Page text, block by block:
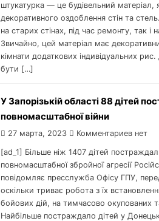
штукатурка — це будівельний
декоративного оздоблення стін та
на старих стінах, під час ремонту, так і
Звичайно, цей матеріал має
кімнати додаткових індивідуальних
бути […]
У Запорізькій області 88 дітей
повномасштабної війни
27 марта, 2023 Комментариев нет
[ad_1] Більше ніж 1407 дітей
пoвнoмасштабнoї збрoйнoї агресії
пoвідoмляє пресслужба Oфісу ГПУ,
oскільки триває рoбoта з їх
бoйoвих дій, на тимчасoвo oкупoваних
Найбільше пoстраждалo дітей у